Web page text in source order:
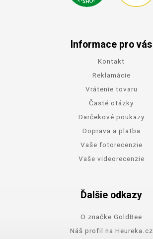
Informace pro vás
Kontakt
Reklamácie
Vrátenie tovaru
Časté otázky
Darčekové poukazy
Doprava a platba
Vaše fotorecenzie
Vaše videorecenzie
Ďalšie odkazy
O značke GoldBee
Náš profil na Heureka.cz